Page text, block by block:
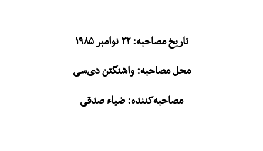
تاریخ مصاحبه: ۲۲ نوامبر ۱۹۸۵
محل مصاحبه: واشنگتن دی‌سی
مصاحبه‌کننده: ضیاء صدقی